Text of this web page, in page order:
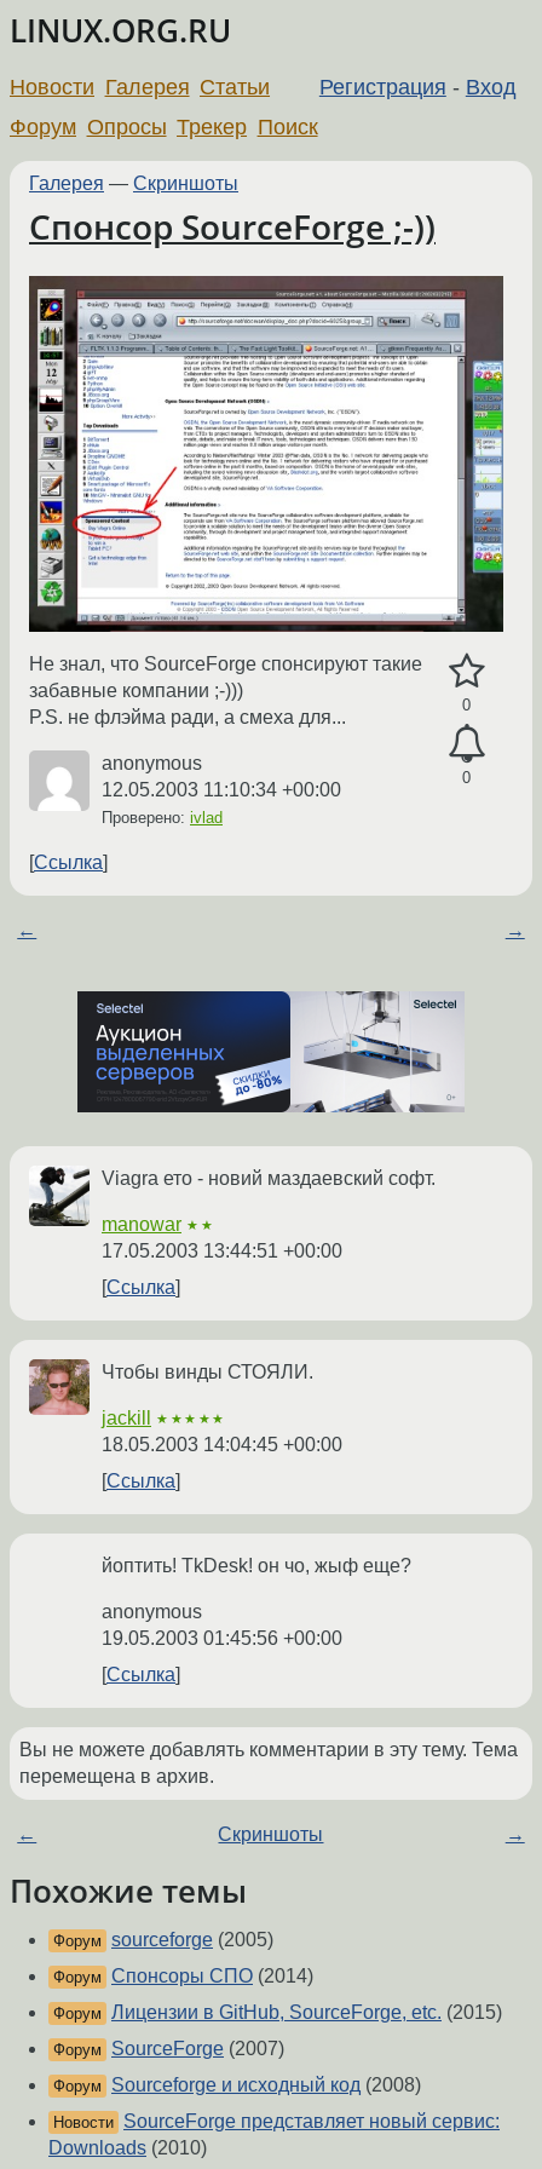
LINUX.ORG.RU
Регистрация - Вход
Новости Галерея Статьи
Форум Опросы Трекер Поиск
Галерея — Скриншоты
Спонсор SourceForge ;-))
0
0
Не знал, что SourceForge спонсируют такие
забавные компании ;-)))
P.S. не флэйма ради, а смеха для...
anonymous
12.05.2003 11:10:34 +00:00
Проверено: ivlad
Ссылка
← →
Viagra ето - новий маздаевский софт.
manowar ★★
17.05.2003 13:44:51 +00:00
Ссылка
Чтобы винды СТОЯЛИ.
jackill ★★★★★
18.05.2003 14:04:45 +00:00
Ссылка
йоптить! TkDesk! он чо, жыф еще?
anonymous
19.05.2003 01:45:56 +00:00
Ссылка
Вы не можете добавлять комментарии в эту тему. Тема
перемещена в архив.
← Скриншоты →
Похожие темы
Форум sourceforge (2005)
Форум Спонсоры СПО (2014)
Форум Лицензии в GitHub, SourceForge, etc. (2015)
Форум SourceForge (2007)
Форум Sourceforge и исходный код (2008)
Новости SourceForge представляет новый сервис:
Downloads (2010)